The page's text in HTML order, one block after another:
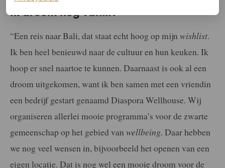
Ik droom nog van…?
“Een reis naar Bali, dat staat echt hoog op mijn wishlist.
Ik ben heel benieuwd naar de cultuur en hun keuken. Ik
hoop er snel naartoe te kunnen. Daarnaast is ook al een
droom uitgekomen, want ik ben samen met een vriendin
een bedrijf gestart genaamd Diaspora Wellhouse. Wij
organiseren allerlei mooie programma’s voor de zwarte
gemeenschap op het gebied van wellbeing. Daar hebben
we nog veel wensen in, bijvoorbeeld het openen van een
eigen locatie. Dat is nog wel een mooie droom voor de